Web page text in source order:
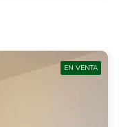
EN VENTA